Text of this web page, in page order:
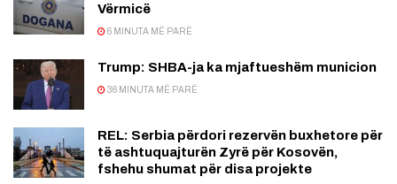
Vërmicë
6 MINUTA MË PARË
Trump: SHBA-ja ka mjaftueshëm municion
36 MINUTA MË PARË
REL: Serbia përdori rezervën buxhetore për
të ashtuquajturën Zyrë për Kosovën,
fshehu shumat për disa projekte